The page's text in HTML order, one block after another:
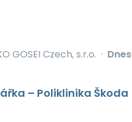
GOSEI Czech, s.r.o. · Dnes
– Poliklinika Škoda